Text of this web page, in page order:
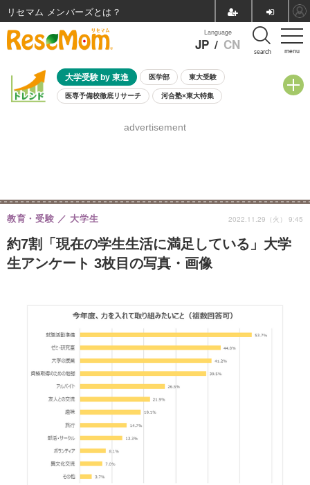
menu
Language
JP / CN search
大学受験 by 東進 医学部 東大受験
医専予備校徹底リサーチ 河合塾×東大特集
8月開催学校説明会・相談会
advertisement
約7割「現在の学生生活に満足している」大学
生アンケート 3枚目の写真・画像
教育・受験 大学生 2022.11.29（火） 9:45
リセマム メンバーズ